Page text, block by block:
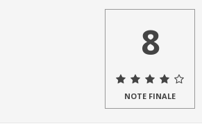
8
NOTE FINALE